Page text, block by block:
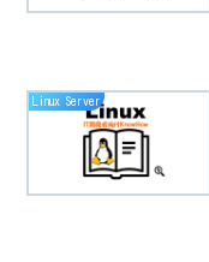
Linux Server